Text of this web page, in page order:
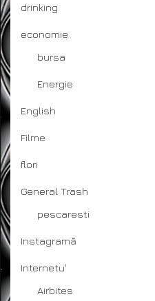
drinking
economie
bursa
Energie
English
Filme
flori
General Trash
pescaresti
Instagramă
Internetu'
Airbites